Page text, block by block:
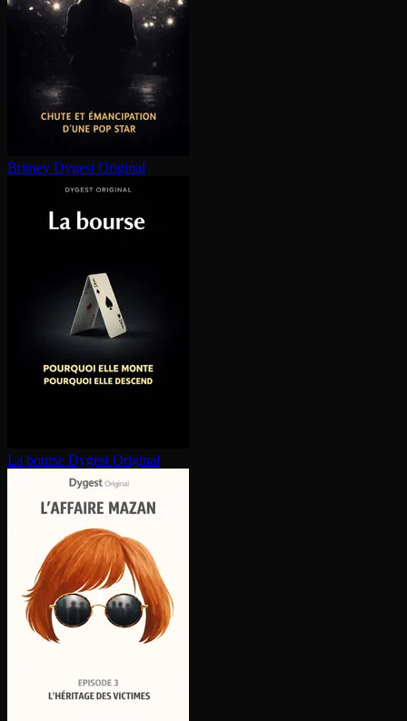
Britney Dygest Original
La bourse Dygest Original